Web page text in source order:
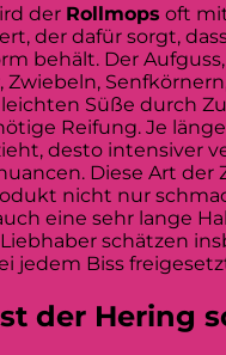
der Rollmops oft
der dafür sorgt,
behält. Der
Zwiebeln,
Süße durch
Reifung. Je
desto intensiver
Diese Art der
nicht nur
eine sehr lange
schätzen
jedem Biss
der Hering